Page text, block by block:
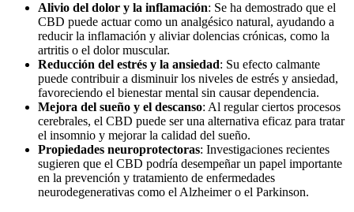
Alivio del dolor y la inflamación: Se ha demostrado que el
CBD puede actuar como un analgésico natural, ayudando a
reducir la inflamación y aliviar dolencias crónicas, como la
artritis o el dolor muscular.
Reducción del estrés y la ansiedad: Su efecto calmante
puede contribuir a disminuir los niveles de estrés y ansiedad,
favoreciendo el bienestar mental sin causar dependencia.
Mejora del sueño y el descanso: Al regular ciertos procesos
cerebrales, el CBD puede ser una alternativa eficaz para tratar
el insomnio y mejorar la calidad del sueño.
Propiedades neuroprotectoras: Investigaciones recientes
sugieren que el CBD podría desempeñar un papel importante
en la prevención y tratamiento de enfermedades
neurodegenerativas como el Alzheimer o el Parkinson.